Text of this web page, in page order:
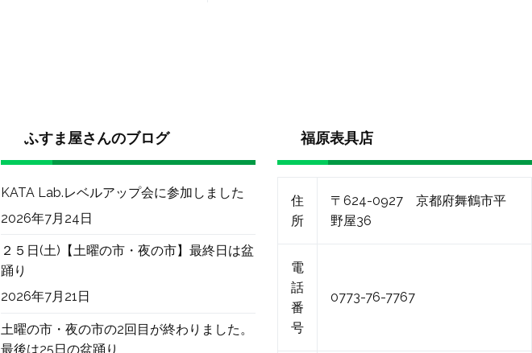
ふすま屋さんのブログ
KATA Lab.レベルアップ会に参加しました
2026年7月24日
２５日(土)【土曜の市・夜の市】最終日は盆
踊り
2026年7月21日
土曜の市・夜の市の2回目が終わりました。
最後は25日の盆踊り
福原表具店
住
所
〒624-0927 京都府舞鶴市平
野屋36
電
話
番
号
0773-76-7767